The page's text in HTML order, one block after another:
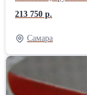
масла по весу
давления во
база данных,
фильтры (162) с
техобслуживания -
настройки под
контроля уровня
213 750 р.
Самара